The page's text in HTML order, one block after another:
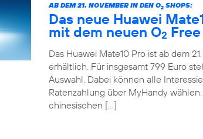
AB DEM 21. NOVEMBER IN DEN O2 SHOPS:
Das neue Huawei
mit dem neuen O2
Das Huawei Mate10 Pro ist ab dem
erhältlich. Für insgesamt 799 Euro
Auswahl. Dabei können alle
Ratenzahlung über MyHandy
chinesischen […]